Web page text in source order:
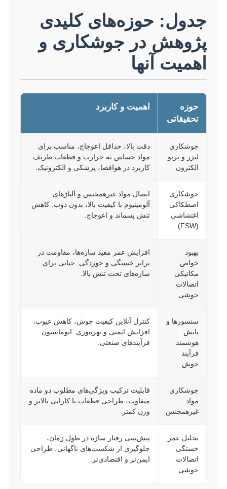
جدول: حوزه‌های کلیدی
پژوهش در جوشکاری و
اهمیت آنها
حوزه
تحقیقاتی
اهمیت و کاربرد
جوشکاری
لیزر و پرتو
الکترون
دقت بالا، حداقل اعوجاج، مناسب برای
مواد حساس به حرارت و قطعات ظریف.
کاربرد در هوافضا، پزشکی و الکترونیک.
جوشکاری
اصطکاکی
اغتشاشی
(FSW)
اتصال مواد غیرهمجنس و آلیاژهای
آلومینیوم با کیفیت بالا، بدون ذوب. کاهش
تنش پسماند و اعوجاج.
بهبود
خواص
مکانیکی
اتصالات
جوشی
افزایش عمر مفید سازه‌ها، مقاومت در
برابر خستگی و خوردگی. حیاتی برای
سازه‌های تحت تنش بالا.
سنسورها و
پایش
هوشمند
فرآیند
جوش
کنترل آنلاین کیفیت جوش، کاهش عیوب،
افزایش ایمنی و بهره‌وری. اتوماسیون
فرآیندهای صنعتی.
جوشکاری
مواد
غیرهمجنس
قابلیت ترکیب ویژگی‌های مطلوب دو ماده
متفاوت، طراحی قطعات با کارایی بالاتر و
وزن کمتر.
تحلیل عمر
خستگی
اتصالات
جوشی
پیش‌بینی رفتار سازه در طول زمان،
جلوگیری از شکست‌های ناگهانی، طراحی
ایمن‌تر و اقتصادی‌تر.